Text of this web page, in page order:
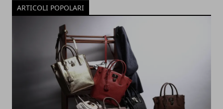
ARTICOLI POPOLARI